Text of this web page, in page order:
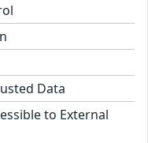
Data
to External